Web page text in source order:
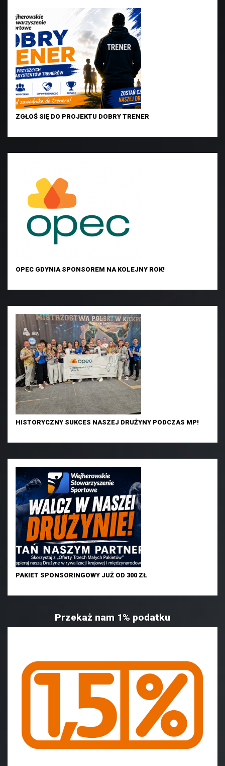
ZGŁOŚ SIĘ DO PROJEKTU DOBRY TRENER
OPEC GDYNIA SPONSOREM NA KOLEJNY ROK!
HISTORYCZNY SUKCES NASZEJ DRUŻYNY PODCZAS MP!
PAKIET SPONSORINGOWY JUŻ OD 300 ZŁ
Przekaż nam 1% podatku